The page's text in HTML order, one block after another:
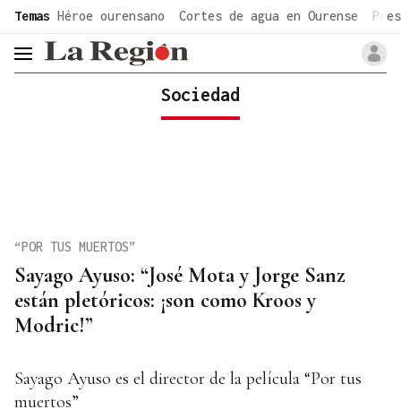
common.go-to-content
Temas Héroe ourensano Cortes de agua en Ourense
header.menu.open
Sociedad
Sayago Ayuso: “José Mota y Jorge Sanz
están pletóricos: ¡son como Kroos y
Modric!”
“POR TUS MUERTOS”
Sayago Ayuso es el director de la película “Por tus
muertos”